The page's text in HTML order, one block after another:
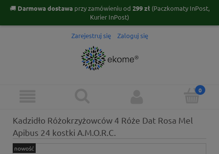
🚚 Darmowa dostawaprzy zamówieniu od 299 zł(Paczkomaty InPost,
Kurier InPost)
Zarejestruj się Zaloguj się
Kadzidło Różokrzyżowców 4 Róże Dat Rosa Mel
Apibus 24 kostki A.M.O.R.C.
nowość